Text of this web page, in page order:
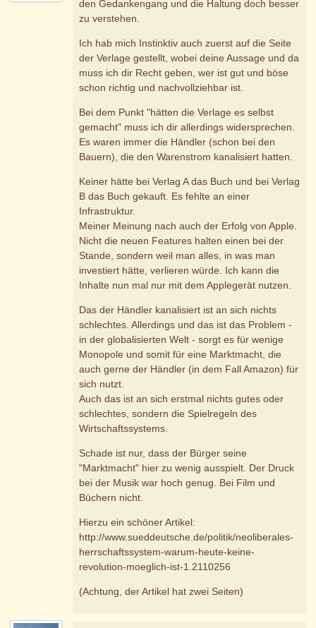
den Gedankengang und die Haltung doch besser
zu verstehen.
Ich hab mich Instinktiv auch zuerst auf die Seite
der Verlage gestellt, wobei deine Aussage und da
muss ich dir Recht geben, wer ist gut und böse
schon richtig und nachvollziehbar ist.
Bei dem Punkt "hätten die Verlage es selbst
gemacht" muss ich dir allerdings widersprechen.
Es waren immer die Händler (schon bei den
Bauern), die den Warenstrom kanalisiert hatten.
Keiner hätte bei Verlag A das Buch und bei Verlag
B das Buch gekauft. Es fehlte an einer
Infrastruktur.
Meiner Meinung nach auch der Erfolg von Apple.
Nicht die neuen Features halten einen bei der
Stande, sondern weil man alles, in was man
investiert hätte, verlieren würde. Ich kann die
Inhalte nun mal nur mit dem Applegerät nutzen.
Das der Händler kanalisiert ist an sich nichts
schlechtes. Allerdings und das ist das Problem -
in der globalisierten Welt - sorgt es für wenige
Monopole und somit für eine Marktmacht, die
auch gerne der Händler (in dem Fall Amazon) für
sich nutzt.
Auch das ist an sich erstmal nichts gutes oder
schlechtes, sondern die Spielregeln des
Wirtschaftssystems.
Schade ist nur, dass der Bürger seine
"Marktmacht" hier zu wenig ausspielt. Der Druck
bei der Musik war hoch genug. Bei Film und
Büchern nicht.
Hierzu ein schöner Artikel:
http://www.sueddeutsche.de/politik/neoliberales-
herrschaftssystem-warum-heute-keine-
revolution-moeglich-ist-1.2110256
(Achtung, der Artikel hat zwei Seiten)